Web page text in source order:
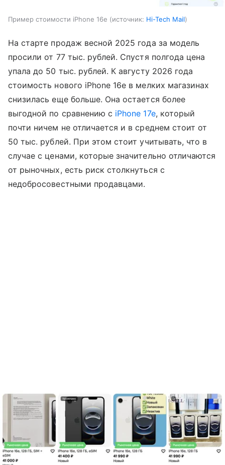
Пример стоимости iPhone 16e источник: Hi-Tech Mail
На старте продаж весной 2025 года за модель
просили от 77 тыс. рублей. Спустя полгода цена
упала до 50 тыс. рублей. К августу 2026 года
стоимость нового iPhone 16e в мелких магазинах
снизилась еще больше. Она остается более
выгодной по сравнению с iPhone 17e, который
почти ничем не отличается и в среднем стоит от
50 тыс. рублей. При этом стоит учитывать, что в
случае с ценами, которые значительно отличаются
от рыночных, есть риск столкнуться с
недобросовестными продавцами.